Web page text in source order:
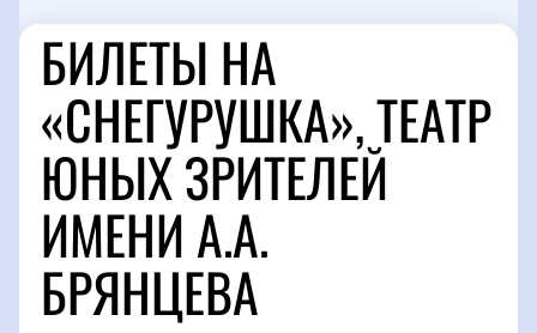
БИЛЕТЫ НА
«СНЕГУРУШКА», ТЕАТР
ЮНЫХ ЗРИТЕЛЕЙ
ИМЕНИ А.А.
БРЯНЦЕВА